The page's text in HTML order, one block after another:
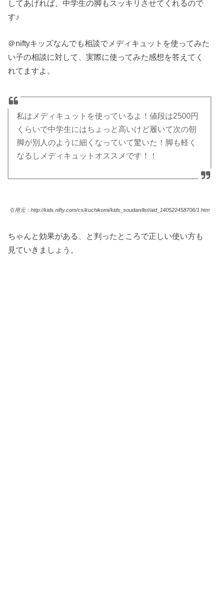
してあげれば、中学生の脚もスッキリさせてくれるので
す♪
＠niftyキッズなんでも相談でメディキュットを使ってみた
い子の相談に対して、実際に使ってみた感想を答えてく
れてますよ。
私はメディキュットを使っているよ！値段は2500円
くらいで中学生にはちょっと高いけど履いて次の朝
脚が別人のように細くなっていて驚いた！脚も軽く
なるしメディキュットオススメです！！
引用元：http://kids.nifty.com/cs/kuchikomi/kids_soudan/list/aid_140522458706/1.htm
ちゃんと効果がある、と判ったところで正しい使い方も
見ていきましょう。